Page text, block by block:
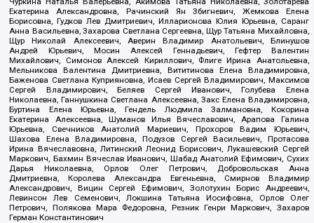
Екатерина Александровна, Рачинский Ян Збигневич, Жемкова Елена
Борисовна, Гудков Лев Дмитриевич, Илларионова Юлия Юрьевна, Саранг
Анна Васильевна, Захарова Светлана Сергеевна, Щур Татьяна Михайловна,
Щур Николай Алексеевич, Аверин Владимир Анатольевич, Блинушов
Андрей Юрьевич, Мосин Алексей Геннадьевич, Гефтер Валентин
Михайлович, Симонов Алексей Кириллович, Флиге Ирина Анатольевна,
Мельникова Валентина Дмитриевна, Вититинова Елена Владимировна,
Баженова Светлана Куприяновна, Исаев Сергей Владимирович, Максимов
Сергей Владимирович, Беляев Сергей Иванович, Голубева Елена
Николаевна, Ганнушкина Светлана Алексеевна, Закс Елена Владимировна,
Буртина Елена Юрьевна, Гендель Людмила Залмановна, Кокорина
Екатерина Алексеевна, Шуманов Илья Вячеславович, Арапова Галина
Юрьевна, Свечников Анатолий Мариевич, Прохоров Вадим Юрьевич,
Шахова Елена Владимировна, Подузов Сергей Васильевич, Протасова
Ирина Вячеславовна, Литинский Леонид Борисович, Лукашевский Сергей
Маркович, Бахмин Вячеслав Иванович, Шабад Анатолий Ефимович, Сухих
Дарья Николаевна, Орлов Олег Петрович, Добровольская Анна
Дмитриевна, Королева Александра Евгеньевна, Смирнов Владимир
Александрович, Вицин Сергей Ефимович, Золотухин Борис Андреевич,
Левинсон Лев Семенович, Локшина Татьяна Иосифовна, Орлов Олег
Петрович, Полякова Мара Федоровна, Резник Генри Маркович, Захаров
Герман Константинович